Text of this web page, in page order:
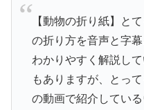
【動物の折り紙】と
の折り方を音声と字
わかりやすく解説し
もありますが、とっ
の動画で紹介してい